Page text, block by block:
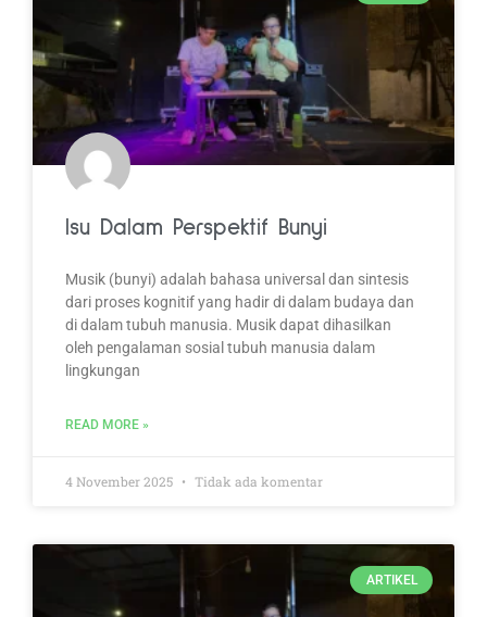
Isu Dalam Perspektif Bunyi
Musik (bunyi) adalah bahasa universal dan sintesis
dari proses kognitif yang hadir di dalam budaya dan
di dalam tubuh manusia. Musik dapat dihasilkan
oleh pengalaman sosial tubuh manusia dalam
lingkungan
READ MORE »
4 November 2025 Tidak ada komentar
ARTIKEL